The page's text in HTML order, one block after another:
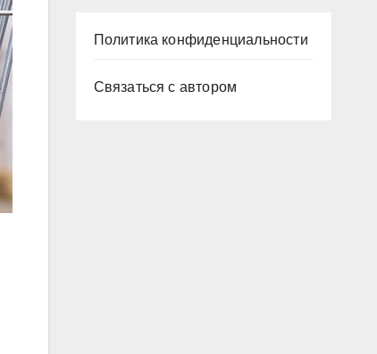
Политика конфиденциальности
Связаться с автором